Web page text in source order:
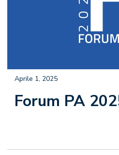
Forum PA
Aprile 1, 2025